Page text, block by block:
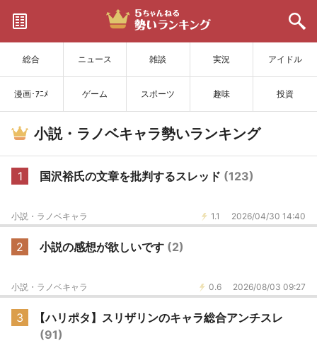
総合 ニュース 雑談 実況 アイドル
漫画･ｱﾆﾒ ゲーム スポーツ 趣味 投資
サイトを更新
小説・ラノベキャラ勢いランキング
1 国沢裕氏の文章を批判するスレッド (123)
1.1 2026/04/30 14:40
小説・ラノベキャラ
2 小説の感想が欲しいです (2)
0.6 2026/08/03 09:27
小説・ラノベキャラ
3
【ハリポタ】スリザリンのキャラ総合アンチスレ
(91)